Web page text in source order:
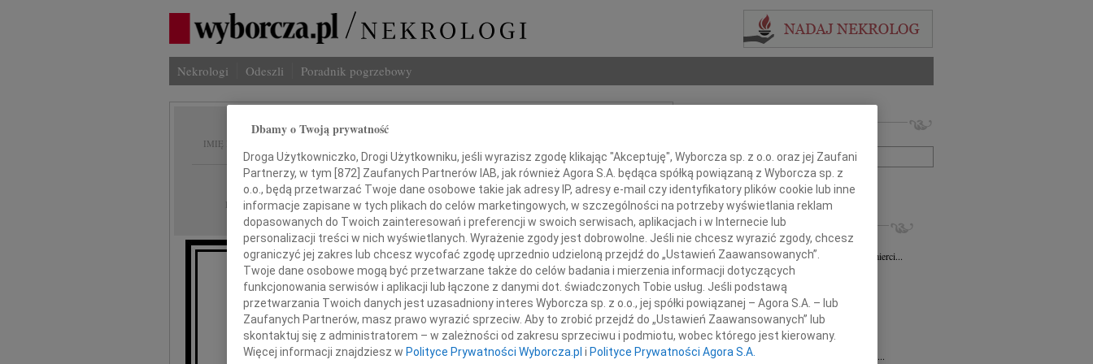
Nekrologi Odeszli Poradnik pogrzebowy
IMIĘ I NAZWISKO: Andrzej Traczykowski
REGION: Łódź
DATA EMISJI: 23.01.2010
Z głębokim żalem żegnamy naszego Przyjaciela
Andrzeja Traczykowskiego
Szukaj nekrologów i wspomnień
+ szukanie zaawansowane
INNE NEKROLOGI
Tadeusz Gapiński 03.08.2026Łódź
Z dużym żalem przyjęliśmy wiadomość o śmierci...
31.07.2026Łódź
Wyrazy głębokiego współczucia dla...
29.07.2026Łódź
Wyrazy współczucia Pani Janinie...
27.07.2026Łódź
Pani Joannie Nowińskiej wyrazy głębokiego...
Dbamy o Twoją prywatność
Droga Użytkowniczko, Drogi Użytkowniku, jeśli wyrazisz zgodę klikając "Akceptuję", Wyborcza sp. z o.o. oraz jej Zaufani
Partnerzy, w tym [ 872 ] Zaufanych Partnerów IAB, jak również Agora S.A. będąca spółką powiązaną z Wyborcza sp. z
o.o., będą przetwarzać Twoje dane osobowe takie jak adresy IP, adresy e-mail czy identyfikatory plików cookie lub inne
informacje zapisane w tych plikach do celów marketingowych, w szczególności na potrzeby wyświetlania reklam
dopasowanych do Twoich zainteresowań i preferencji w swoich serwisach, aplikacjach i w Internecie lub
personalizacji treści w nich wyświetlanych. Wyrażenie zgody jest dobrowolne. Jeśli nie chcesz wyrazić zgody, chcesz
ograniczyć jej zakres lub chcesz wycofać zgodę uprzednio udzieloną przejdź do „Ustawień Zaawansowanych”.
Twoje dane osobowe mogą być przetwarzane także do celów badania i mierzenia informacji dotyczących
funkcjonowania serwisów i aplikacji lub łączone z danymi dot. świadczonych Tobie usług. Jeśli podstawą
przetwarzania Twoich danych jest uzasadniony interes Wyborcza sp. z o.o., jej spółki powiązanej – Agora S.A. – lub
Zaufanych Partnerów, masz prawo wyrazić sprzeciw. Aby to zrobić przejdź do „Ustawień Zaawansowanych” lub
skontaktuj się z administratorem – w zależności od zakresu sprzeciwu i podmiotu, wobec którego jest kierowany.
Więcej informacji znajdziesz w Polityce Prywatności Wyborcza.pl i Polityce Prywatności Agora S.A.